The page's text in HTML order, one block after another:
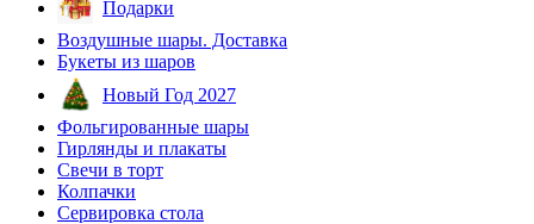
Подарки
Воздушные шары. Доставка
Букеты из шаров
Новый Год 2027
Фольгированные шары
Гирлянды и плакаты
Свечи в торт
Колпачки
Сервировка стола